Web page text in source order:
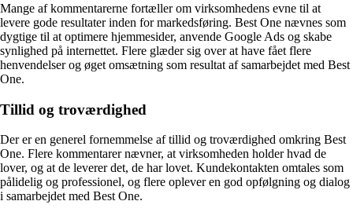
Mange af kommentarerne fortæller om virksomhedens evne til at
levere gode resultater inden for markedsføring. Best One nævnes som
dygtige til at optimere hjemmesider, anvende Google Ads og skabe
synlighed på internettet. Flere glæder sig over at have fået flere
henvendelser og øget omsætning som resultat af samarbejdet med Best
One.
Tillid og troværdighed
Der er en generel fornemmelse af tillid og troværdighed omkring Best
One. Flere kommentarer nævner, at virksomheden holder hvad de
lover, og at de leverer det, de har lovet. Kundekontakten omtales som
pålidelig og professionel, og flere oplever en god opfølgning og dialog
i samarbejdet med Best One.